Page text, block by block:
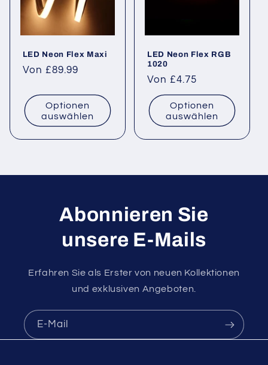
LED Neon Flex Maxi
Normaler
Von £89.99
Optionen
auswählen
LED Neon Flex RGB
1020
Normaler
Preis
Von £4.75
Optionen
auswählen
Abonnieren Sie
unsere E-Mails
Erfahren Sie als Erster von neuen Kollektionen
und exklusiven Angeboten.
E-Mail